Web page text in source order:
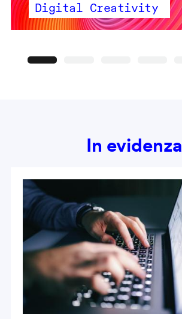
Digital Creativity
In evidenza